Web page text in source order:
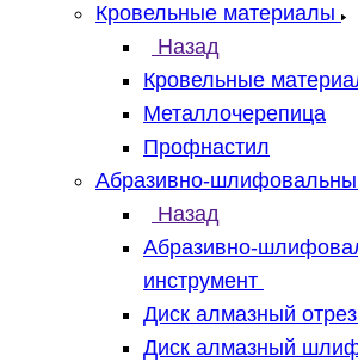
Кровельные материалы
Назад
Кровельные
Металлочерепица
Профнастил
Абразивно-
Назад
Абразивно-
инструмент
Диск алмазный
Диск алмазный